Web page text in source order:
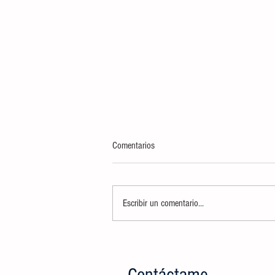
Embarcación 2026 ¡Saquen su mejor
Comentarios
Escribir un comentario...